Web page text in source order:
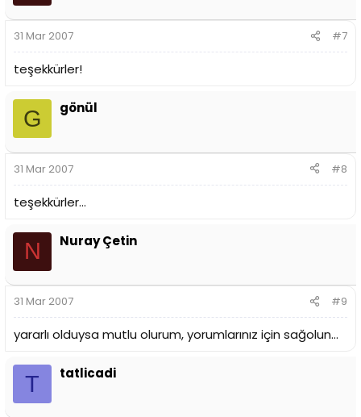
31 Mar 2007 #7
teşekkürler!
G gönül
31 Mar 2007 #8
teşekkürler...
N Nuray Çetin
31 Mar 2007 #9
yararlı olduysa mutlu olurum, yorumlarınız için sağolun...
T tatlicadi